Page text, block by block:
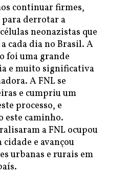
continuar firmes,
derrotar a
neonazistas que
cada dia no Brasil. A
foi uma grande
e muito significativa
A FNL se
e cumpriu um
processo, e
caminho.
a FNL ocupou
e avançou
urbanas e rurais em